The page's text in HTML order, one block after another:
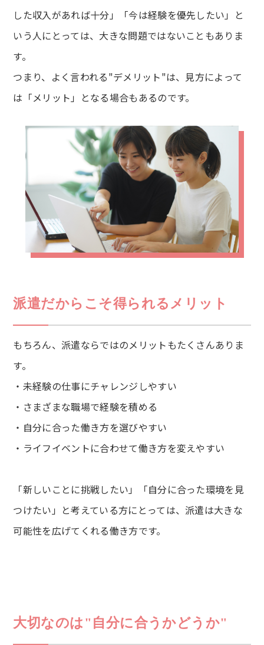
した収入があれば十分」「今は経験を優先したい」と
いう人にとっては、大きな問題ではないこともありま
す。
つまり、よく言われる"デメリット"は、見方によって
は「メリット」となる場合もあるのです。
派遣だからこそ得られるメリット
もちろん、派遣ならではのメリットもたくさんありま
す。
・未経験の仕事にチャレンジしやすい
・さまざまな職場で経験を積める
・自分に合った働き方を選びやすい
・ライフイベントに合わせて働き方を変えやすい
「新しいことに挑戦したい」「自分に合った環境を見
つけたい」と考えている方にとっては、派遣は大きな
可能性を広げてくれる働き方です。
大切なのは"自分に合うかどうか"